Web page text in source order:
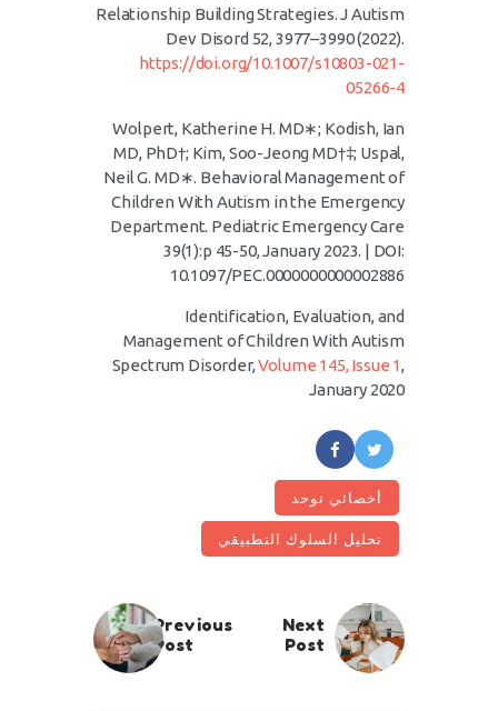
Relationship Building Strategies. J Autism
Dev Disord 52, 3977–3990 (2022).
https://doi.org/10.1007/s10803-021-
05266-4
Wolpert, Katherine H. MD∗; Kodish, Ian
MD, PhD†; Kim, Soo-Jeong MD†‡; Uspal,
Neil G. MD∗. Behavioral Management of
Children With Autism in the Emergency
Department. Pediatric Emergency Care
39(1):p 45-50, January 2023. | DOI:
10.1097/PEC.0000000000002886
Identification, Evaluation, and
Management of Children With Autism
Spectrum Disorder,Volume 145, Issue 1,
January 2020
أخصائي توحد
تحليل السلوك التطبيقي
Previous
Post
Next
Post